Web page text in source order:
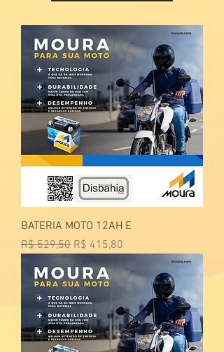
BATERIA MOTO 12AH E
Preço normal
R$ 529,50 Preço promocional
R$ 415,80